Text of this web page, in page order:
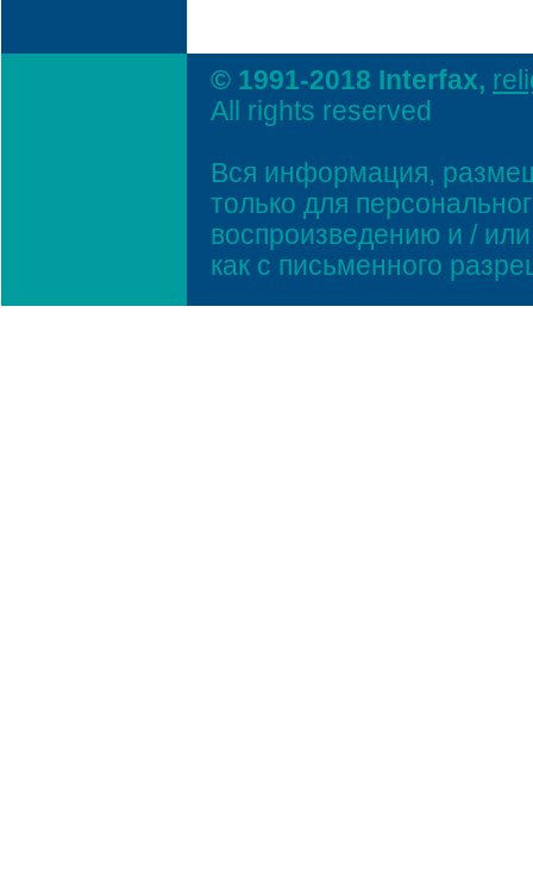
© 1991-2018 Interfax,
All rights reserved
Вся информация,
только для
воспроизведению и /
как с письменного